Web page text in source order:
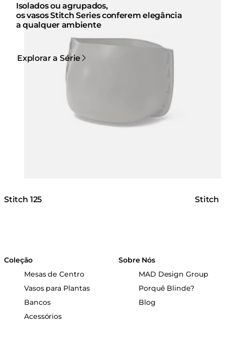
Isolados ou agrupados,
os vasos Stitch Series conferem elegância
a qualquer ambiente
Explorar a Série
Stitch 125 Stitch
Coleção
Mesas de Centro
Vasos para Plantas
Bancos
Acessórios
Sobre Nós
MAD Design Group
Porquê Blinde?
Blog